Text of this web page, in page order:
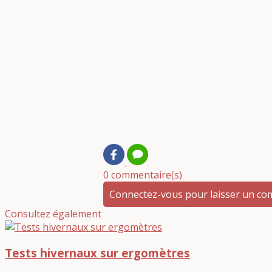
0 commentaire(s)
Connectez-vous pour laisser un
Consultez également
Tests hivernaux sur ergomètres